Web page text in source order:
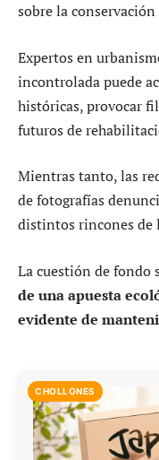
sobre la
Expertos en
incontrolada puede
históricas, provocar
futuros de
Mientras tanto, las
de fotografías
distintos rincones de
La cuestión de fondo
de una apuesta
evidente de
CHOLLONES